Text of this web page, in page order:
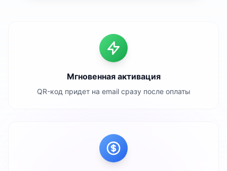
Мгновенная активация
QR-код придет на email сразу после оплаты